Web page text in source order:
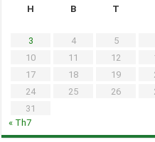
H
B T
3
4 5
10
11 12
17
18 19
24
25 26
31
« Th7